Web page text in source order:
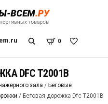
0
DFC T2001B
зала / Беговые
/ Беговая дорожка Dfc T2001B